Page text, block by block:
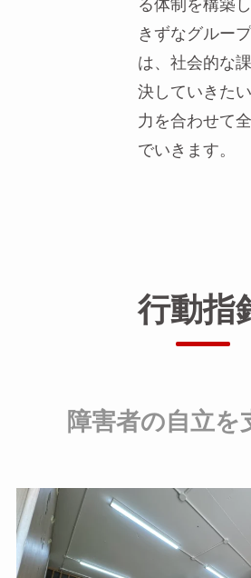
る体制を構築し
きずなグルー
は、社会的な
決していきた
力を合わせて
でいきます。
行動指
障害者の自立を